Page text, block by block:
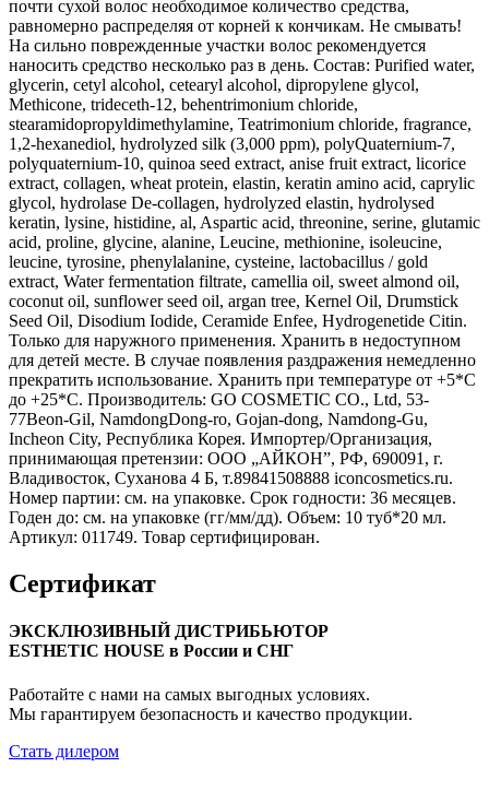
почти сухой волос необходимое количество средства,
равномерно распределяя от корней к кончикам. Не смывать!
На сильно поврежденные участки волос рекомендуется
наносить средство несколько раз в день. Состав: Purified water,
glycerin, cetyl alcohol, cetearyl alcohol, dipropylene glycol,
Methicone, trideceth-12, behentrimonium chloride,
stearamidopropyldimethylamine, Teatrimonium chloride, fragrance,
1,2-hexanediol, hydrolyzed silk (3,000 ppm), polyQuaternium-7,
polyquaternium-10, quinoa seed extract, anise fruit extract, licorice
extract, collagen, wheat protein, elastin, keratin amino acid, caprylic
glycol, hydrolase De-collagen, hydrolyzed elastin, hydrolysed
keratin, lysine, histidine, al, Aspartic acid, threonine, serine, glutamic
acid, proline, glycine, alanine, Leucine, methionine, isoleucine,
leucine, tyrosine, phenylalanine, cysteine, lactobacillus / gold
extract, Water fermentation filtrate, camellia oil, sweet almond oil,
coconut oil, sunflower seed oil, argan tree, Kernel Oil, Drumstick
Seed Oil, Disodium Iodide, Ceramide Enfee, Hydrogenetide Citin.
Только для наружного применения. Хранить в недоступном
для детей месте. В случае появления раздражения немедленно
прекратить использование. Хранить при температуре от +5*С
до +25*С. Производитель: GO COSMETIC CO., Ltd, 53-
77Beon-Gil, NamdongDong-ro, Gojan-dong, Namdong-Gu,
Incheon City, Республика Корея. Импортер/Организация,
принимающая претензии: ООО „АЙКОН”, РФ, 690091, г.
Владивосток, Суханова 4 Б, т.89841508888 iconcosmetics.ru.
Номер партии: см. на упаковке. Срок годности: 36 месяцев.
Годен до: см. на упаковке (гг/мм/дд). Объем: 10 туб*20 мл.
Артикул: 011749. Товар сертифицирован.
Сертификат
ЭКСКЛЮЗИВНЫЙ ДИСТРИБЬЮТОР
ESTHETIC HOUSE в России и СНГ
Работайте с нами на самых выгодных условиях.
Мы гарантируем безопасность и качество продукции.
Стать дилером